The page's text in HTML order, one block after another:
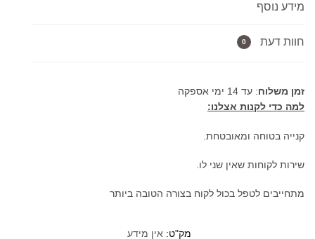
מסתובבת
חרס
במגוון
צבעים
מידע נוסף
חוות דעת 0
זמן משלוח: עד 14 ימי אספקה
למה כדי לקנות אצלנו:
קנייה בטוחה ומאובטחת.
שירות לקוחות שאין שני לו.
מתחייבים לטפל בכול לקוח בצורה הטובה ביותר
מק"ט: אין מידע